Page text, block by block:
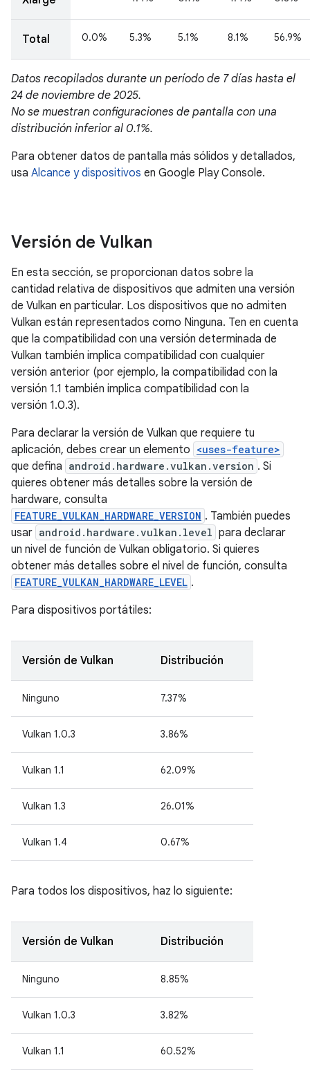
Versión de Vulkan
En esta sección, se proporcionan datos sobre la
cantidad relativa de dispositivos que admiten una versión
de Vulkan en particular. Los dispositivos que no admiten
Vulkan están representados como Ninguna. Ten en cuenta
que la compatibilidad con una versión determinada de
Vulkan también implica compatibilidad con cualquier
versión anterior (por ejemplo, la compatibilidad con la
versión 1.1 también implica compatibilidad con la
versión 1.0.3).
Para declarar la versión de Vulkan que requiere tu
aplicación, debes crear un elemento <uses-feature>
que defina android.hardware.vulkan.version . Si
quieres obtener más detalles sobre la versión de
hardware, consulta
FEATURE_VULKAN_HARDWARE_VERSION . También puedes
usar android.hardware.vulkan.level para declarar
un nivel de función de Vulkan obligatorio. Si quieres
obtener más detalles sobre el nivel de función, consulta
FEATURE_VULKAN_HARDWARE_LEVEL .
Para dispositivos portátiles:
Versión de Vulkan Distribución
Ninguno 7.37%
Vulkan 1.0.3 3.86%
Vulkan 1.1 62.09%
Vulkan 1.3 26.01%
Vulkan 1.4 0.67%
Para todos los dispositivos, haz lo siguiente:
Versión de Vulkan Distribución
Ninguno 8.85%
Vulkan 1.0.3 3.82%
Vulkan 1.1 60.52%